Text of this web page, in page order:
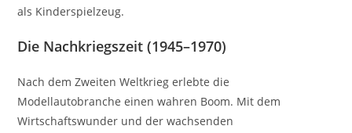
als Kinderspielzeug.
Die Nachkriegszeit (1945–1970)
Nach dem Zweiten Weltkrieg erlebte die
Modellautobranche einen wahren Boom. Mit dem
Wirtschaftswunder und der wachsenden